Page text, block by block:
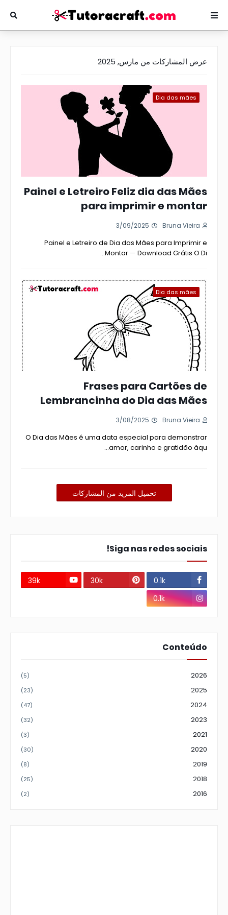
عرض المشاركات من مارس, 2025
Dia das mães
Painel e Letreiro Feliz dia das Mães
para imprimir e montar
Bruna Vieira
3/09/2025
Painel e Letreiro de Dia das Mães para Imprimir e
Montar — Download Grátis O Di…
Dia das mães
Frases para Cartões de
Lembrancinha do Dia das Mães
Bruna Vieira
3/08/2025
O Dia das Mães é uma data especial para demonstrar
amor, carinho e gratidão àqu…
تحميل المزيد من المشاركات
Siga nas redes sociais!
0.1k
30k
39k
0.1k
Conteúdo
2026
(5)
2025
(23)
2024
(47)
2023
(32)
2021
(3)
2020
(30)
2019
(8)
2018
(25)
2016
(2)